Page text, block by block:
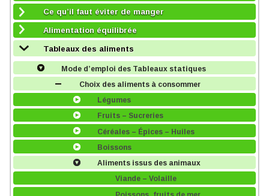
Ce qu’il faut éviter de manger
Alimentation équilibrée
Tableaux des aliments
Mode d’emploi des Tableaux statiques
Choix des aliments à consommer
Légumes
Fruits – Sucreries
Céréales – Épices – Huiles
Boissons
Aliments issus des animaux
Viande – Volaille